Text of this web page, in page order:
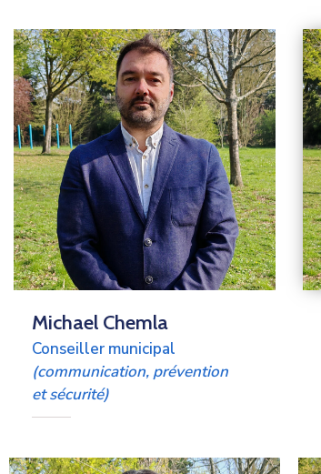
Michael Chemla
Conseiller municipal
(communication, prévention
et sécurité)